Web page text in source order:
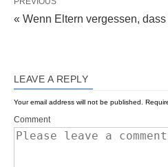
« Wenn Eltern vergessen,
LEAVE A REPLY
Your email address will not be published.
Comment